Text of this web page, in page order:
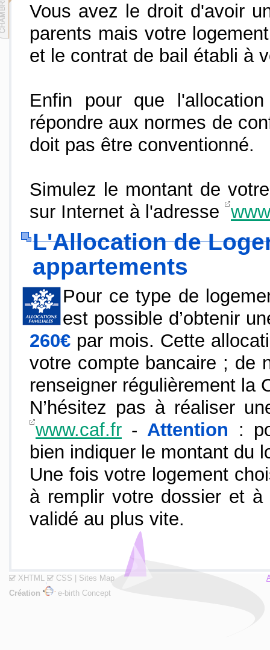
Vous avez le droit d'avoir
parents mais votre
et le contrat de bail établi à
Enfin pour que
répondre aux normes de
doit pas être conventionné.
Simulez le montant de
sur Internet à l'adresse
L'Allocation de
appartements
Pour ce type de
est possible d’obtenir
260€ par mois. Cette
votre compte bancaire ; de
renseigner régulièrement la
N’hésitez pas à réaliser
www.caf.fr - Attention :
bien indiquer le montant du
Une fois votre logement
à remplir votre dossier et
validé au plus vite.
XHTML CSS
Sites Map
Création
e-birth Concept